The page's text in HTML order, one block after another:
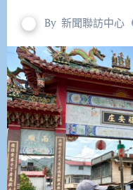
By 新聞聯訪中心